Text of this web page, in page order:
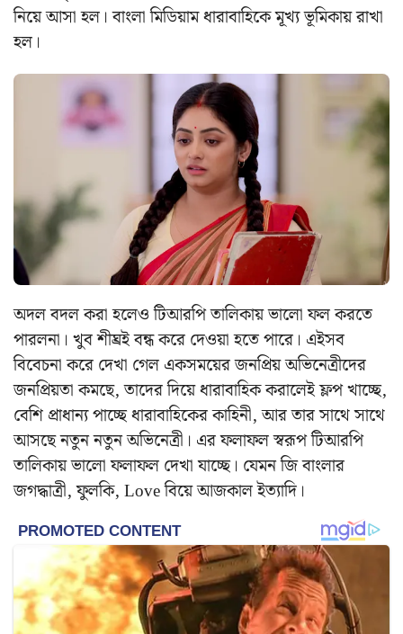
নিয়ে আসা হল।বাংলা মিডিয়াম ধারাবাহিকে মূখ্য ভূমিকায় রাখা
হল।
অদল বদল করা হলেও টিআরপি তালিকায় ভালো ফল করতে
পারলনা।খুব শীঘ্রই বন্ধ করে দেওয়া হতে পারে। এইসব
বিবেচনা করে দেখা গেল একসময়ের জনপ্রিয় অভিনেত্রীদের
জনপ্রিয়তা কমছে, তাদের দিয়ে ধারাবাহিক করালেই ফ্লপ খাচ্ছে,
বেশি প্রাধান্য পাচ্ছে ধারাবাহিকের কাহিনী, আর তার সাথে সাথে
আসছে নতুন নতুন অভিনেত্রী। এর ফলাফল স্বরূপ টিআরপি
তালিকায় ভালো ফলাফল দেখা যাচ্ছে। যেমন জি বাংলার
জগদ্ধাত্রী, ফুলকি, Love বিয়ে আজকাল ইত্যাদি।